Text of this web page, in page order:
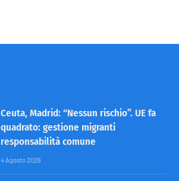
Ceuta, Madrid: “Nessun rischio”. UE fa
quadrato: gestione migranti
responsabilità comune
4 Agosto 2026